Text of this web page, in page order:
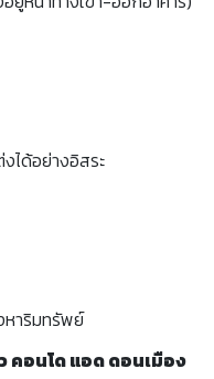
ได้อย่างอิสระ
หาริมทรัพย์
คอนโด แอด ดอนเมือง